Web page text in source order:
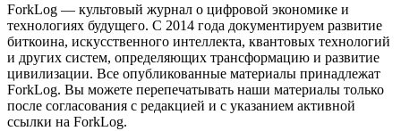
ForkLog — культовый журнал о цифровой экономике и
технологиях будущего. С 2014 года документируем развитие
биткоина, искусственного интеллекта, квантовых технологий
и других систем, определяющих трансформацию и развитие
цивилизации. Все опубликованные материалы принадлежат
ForkLog. Вы можете перепечатывать наши материалы только
после согласования с редакцией и с указанием активной
ссылки на ForkLog.